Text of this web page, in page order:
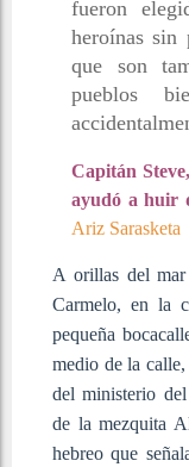
fueron
heroínas sin
que son
pueblos
Capitán
ayudó a huir
Ariz Sarasketa
A orillas del
Carmelo, en la
pequeña
medio de la
del ministerio
de la mezquita
hebreo que